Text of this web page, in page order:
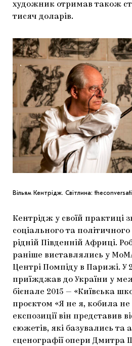
КОЛЕКЦІЇ
МАРІУПОЛЬСЬКІ
CARPATHIAN CULT ПРО
художник отримав також
тисяч доларів.
Вільям Кентрідж. Світлина:
Кентрідж у своїй практиці
соціального та
рідній Південній Африці.
раніше виставлялись у
Центрі Помпіду в Парижі. У
приїжджав до України у
бієнале 2015 — «Київська
проєктом «Я не я, кобила не
експозиції він представив
сюжетів, які базувались та
сценографії опери Дмитра